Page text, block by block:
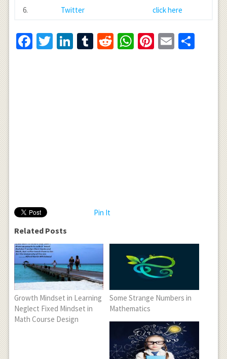
6.
Twitter click here
Facebook
Twitter
LinkedIn
Tumblr
RedditWhatsApp
Pinterest
Email
Pin It
Related Posts
Growth Mindset in Learning
Neglect Fixed Mindset in
Math Course Design
Some Strange Numbers in
Mathematics